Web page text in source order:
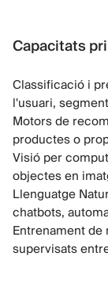
Capacitats
Classificació i
l'usuari,
Motors de
productes o
Visió per
objectes en
Llenguatge
chatbots,
Entrenament
supervisats